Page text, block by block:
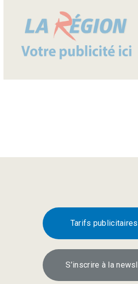
Tarifs publicitaires
S’inscrire à la